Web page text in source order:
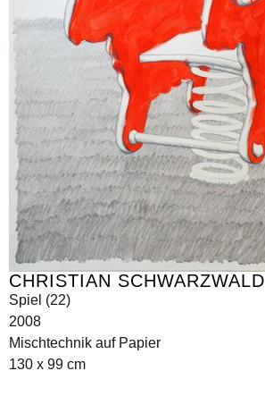
CHRISTIAN SCHWARZWALD
Spiel (22)
2008
Mischtechnik auf Papier
130 x 99 cm